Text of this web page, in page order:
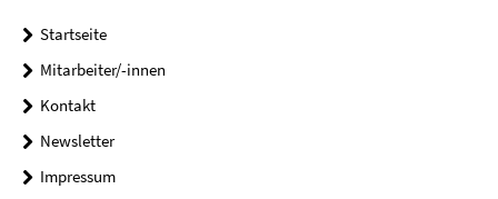
Startseite
Mitarbeiter/-innen
Kontakt
Newsletter
Impressum